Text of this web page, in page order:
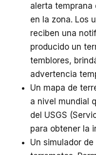
alerta temprana
en la zona. Los
reciben una
producido un
temblores,
advertencia
Un mapa de
a nivel mundial
del USGS
para obtener la
Un simulador